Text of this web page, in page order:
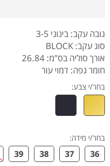
גובה עקב: בינוני 3-5
סוג עקב: BLOCK
אורך סוליה בס"מ: 26.84
חומר גפה: דמוי עור
בחר/י צבע:
בחר/י מידה:
36
37
38
39